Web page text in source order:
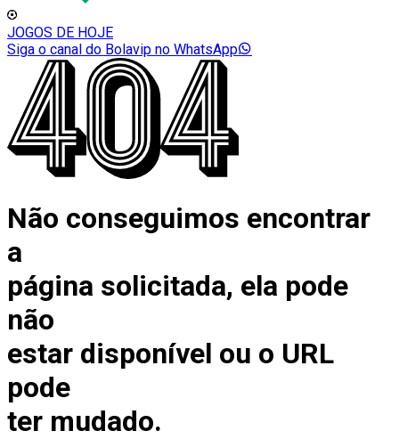
JOGOS DE HOJE
Siga o canal do Bolavip no WhatsApp
Não conseguimos encontrar
a
página solicitada, ela pode
não
estar disponível ou o URL
pode
ter mudado.